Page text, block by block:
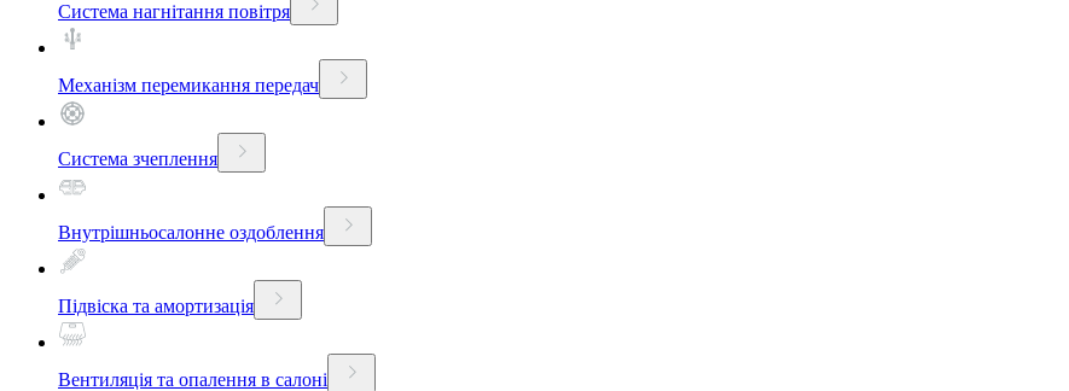
Система нагнітання повітря
Механізм перемикання передач
Система зчеплення
Внутрішньосалонне оздоблення
Підвіска та амортизація
Вентиляція та опалення в салоні